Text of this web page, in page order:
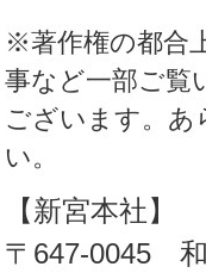
※著作権の都合
事など一部ご覧
ございます。あ
い。
【新宮本社】
〒647-0045